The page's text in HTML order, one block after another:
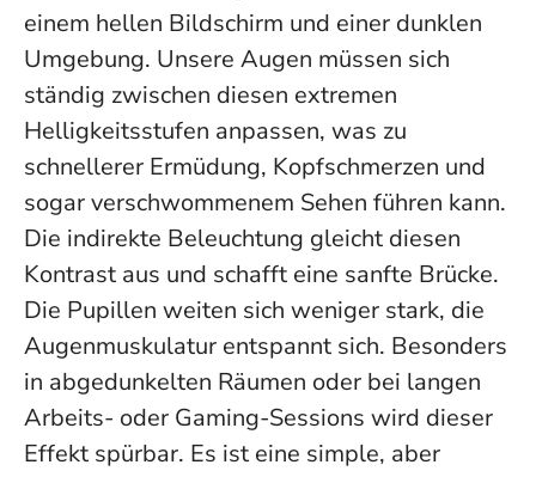
einem hellen Bildschirm und einer dunklen
Umgebung. Unsere Augen müssen sich
ständig zwischen diesen extremen
Helligkeitsstufen anpassen, was zu
schnellerer Ermüdung, Kopfschmerzen und
sogar verschwommenem Sehen führen kann.
Die indirekte Beleuchtung gleicht diesen
Kontrast aus und schafft eine sanfte Brücke.
Die Pupillen weiten sich weniger stark, die
Augenmuskulatur entspannt sich. Besonders
in abgedunkelten Räumen oder bei langen
Arbeits- oder Gaming-Sessions wird dieser
Effekt spürbar. Es ist eine simple, aber